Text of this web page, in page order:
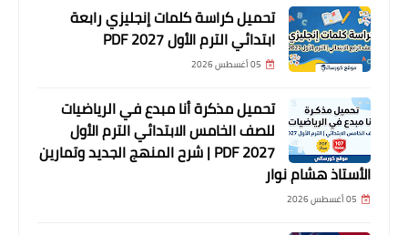
تحميل كراسة كلمات إنجليزي رابعة
ابتدائي الترم الأول 2027 PDF
05 أغسطس 2026
تحميل مذكرة أنا مبدع في الرياضيات
للصف الخامس الابتدائي الترم الأول
2027 PDF | شرح المنهج الجديد وتمارين
الأستاذ هشام نوار
05 أغسطس 2026